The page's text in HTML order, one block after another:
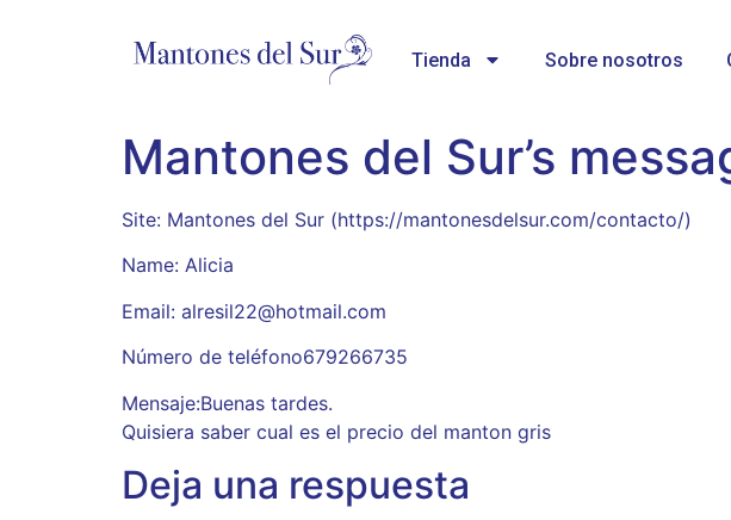
Tienda Sobre nosotros
Mantones del Sur’s
Site: Mantones del Sur (https://mantonesdelsur.com/contacto/)
Name: Alicia
Email: alresil22@hotmail.com
Número de teléfono679266735
Mensaje:Buenas tardes.
Quisiera saber cual es el precio del manton gris
Deja una respuesta